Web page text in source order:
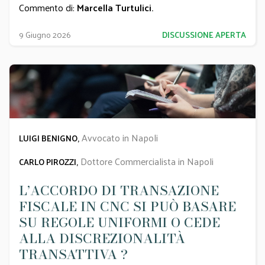
Commento di: Marcella Turtulici.
9 Giugno 2026 DISCUSSIONE APERTA
LUIGI BENIGNO,Avvocato in Napoli
CARLO PIROZZI, Dottore Commercialista in Napoli
L’ACCORDO DI TRANSAZIONE
FISCALE IN CNC SI PUÒ BASARE
SU REGOLE UNIFORMI O CEDE
ALLA DISCREZIONALITÀ
TRANSATTIVA ?